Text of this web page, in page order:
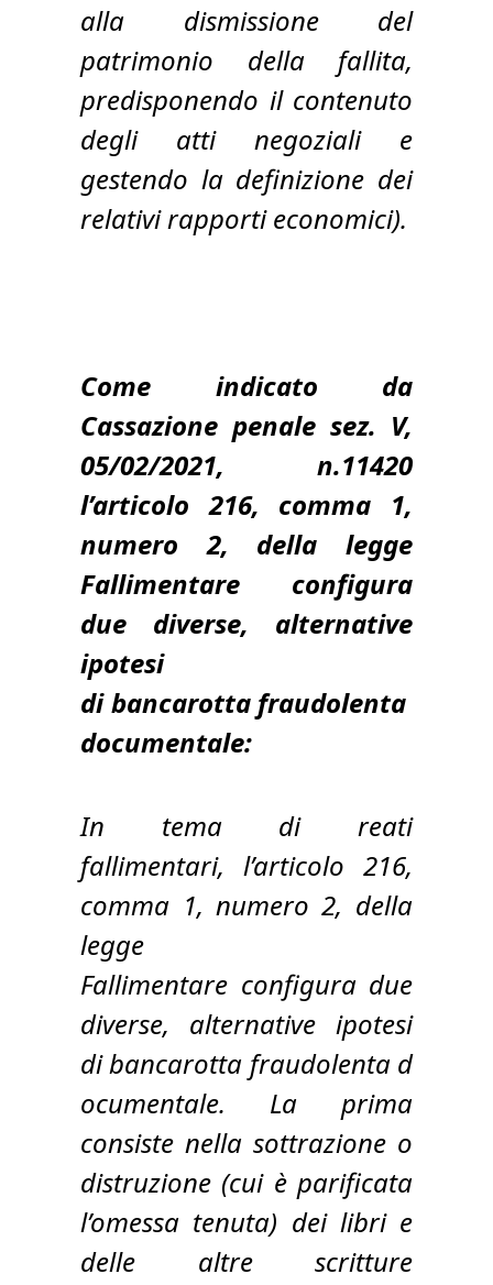
alla dismissione del
patrimonio della fallita,
predisponendo il contenuto
degli atti negoziali e
gestendo la definizione dei
relativi rapporti economici).
Come indicato da
Cassazione penale sez. V,
05/02/2021, n.11420
l’articolo 216, comma 1,
numero 2, della legge
Fallimentare configura
due diverse, alternative
ipotesi
di bancarotta fraudolenta
documentale:
In tema di reati
fallimentari, l’articolo 216,
comma 1, numero 2, della
legge
Fallimentare configura due
diverse, alternative ipotesi
di bancarotta fraudolenta d
ocumentale. La prima
consiste nella sottrazione o
distruzione (cui è parificata
l’omessa tenuta) dei libri e
delle altre scritture